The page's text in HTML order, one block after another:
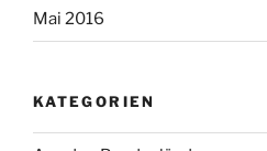
Mai 2016
KATEGORIEN